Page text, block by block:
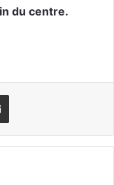
du centre.